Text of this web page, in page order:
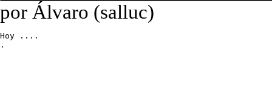
por Álvaro (salluc)
Hoy ....
.